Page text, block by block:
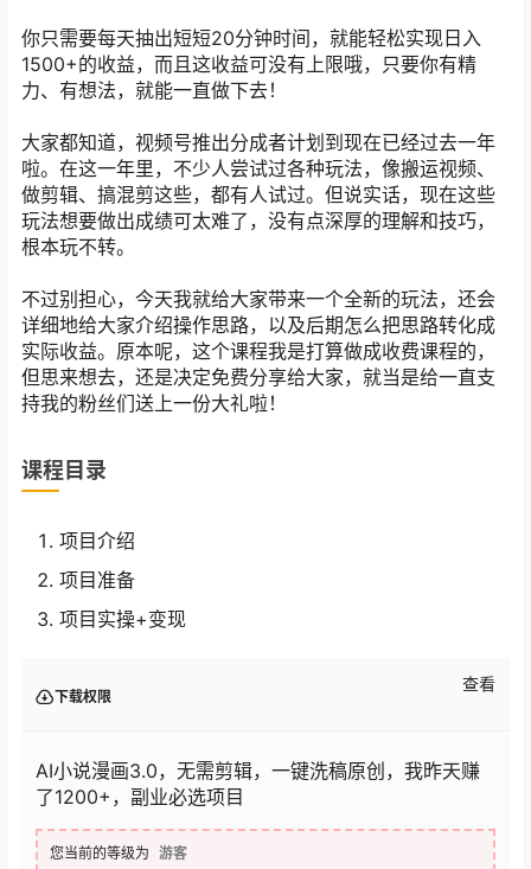
你只需要每天抽出短短20分钟时间，就能轻松实现日入
1500+的收益，而且这收益可没有上限哦，只要你有精
力、有想法，就能一直做下去！
大家都知道，视频号推出分成者计划到现在已经过去一年
啦。在这一年里，不少人尝试过各种玩法，像搬运视频、
做剪辑、搞混剪这些，都有人试过。但说实话，现在这些
玩法想要做出成绩可太难了，没有点深厚的理解和技巧，
根本玩不转。
不过别担心，今天我就给大家带来一个全新的玩法，还会
详细地给大家介绍操作思路，以及后期怎么把思路转化成
实际收益。原本呢，这个课程我是打算做成收费课程的，
但思来想去，还是决定免费分享给大家，就当是给一直支
持我的粉丝们送上一份大礼啦！
课程目录
项目介绍
项目准备
项目实操+变现
下载权限
查看
AI小说漫画3.0，无需剪辑，一键洗稿原创，我昨天赚
了1200+，副业必选项目
您当前的等级为 游客